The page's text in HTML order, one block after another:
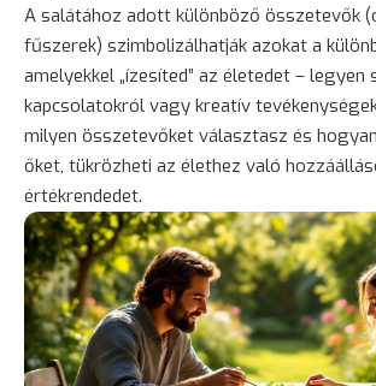
A salátához adott különböző összetevők
fűszerek) szimbolizálhatják azokat a
amelyekkel „ízesíted” az életedet – legyen
kapcsolatokról vagy kreatív
milyen összetevőket választasz és
őket, tükrözheti az élethez való
értékrendedet.